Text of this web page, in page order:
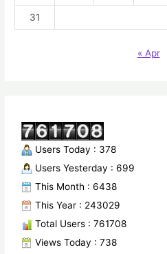
31
« Apr
Users Today : 378
Users Yesterday : 699
This Month : 6438
This Year : 243029
Total Users : 761708
Views Today : 738